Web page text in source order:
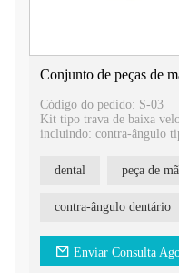
Conjunto de peças de
Código do pedido: S-03
Kit tipo trava de baixa
incluindo: contra-ângulo
1. Mandril tipo trava, fácil
2. Alta qualidade
escolha
Código do pedido: S-06
1. Mandril tipo trava, fácil
2. Corpo de alumínio de
dental peça de
contra-ângulo dentário
Enviar Consulta